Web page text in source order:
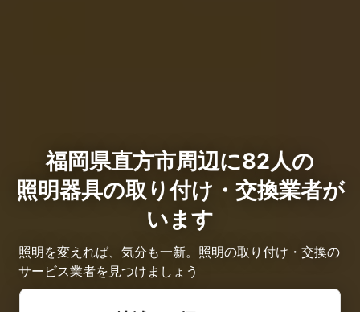
福岡県直方市周辺に82人の
照明器具の取り付け・交換業者が
います
照明を変えれば、気分も一新。照明の取り付け・交換の
サービス業者を見つけましょう